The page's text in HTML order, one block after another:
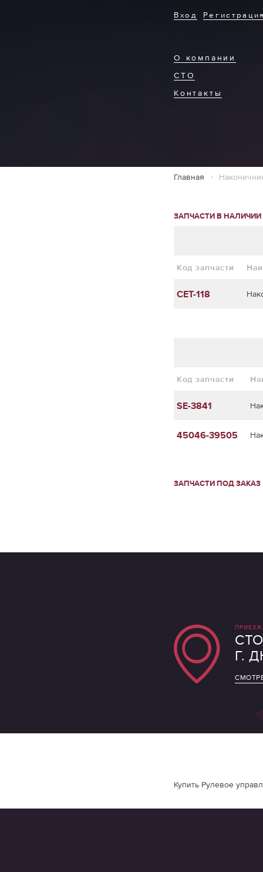
О компании
СТО
Контакты
Вход
Главная
ЗАПЧАСТИ В НАЛИЧИИ
Код запчасти
CET-118
Код запчасти
SE-3841
45046-39505
ЗАПЧАСТИ ПОД ЗАКАЗ
СТО
Г.
Купить Рулевое